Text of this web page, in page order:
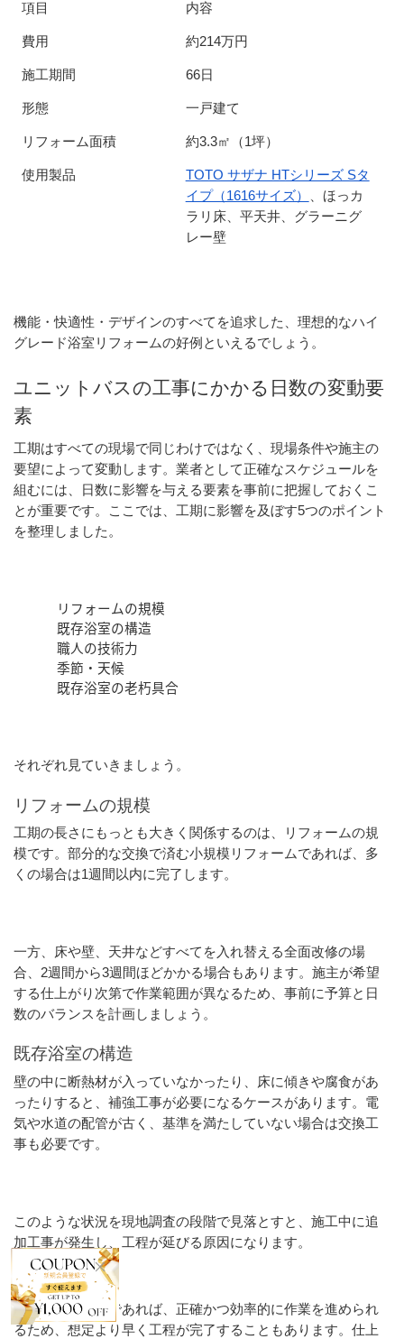
項目 内容
費用 約214万円
施工期間 66日
形態 一戸建て
リフォーム面積 約3.3㎡（1坪）
使用製品
TOTO サザナ HTシリーズ Sタ
イプ（1616サイズ）
、ほっカ
ラリ床、平天井、グラーニグ
レー壁
機能・快適性・デザインのすべてを追求した、理想的なハイ
グレード浴室リフォームの好例といえるでしょう。
ユニットバスの工事にかかる日数の変動要
素
工期はすべての現場で同じわけではなく、現場条件や施主の
要望によって変動します。業者として正確なスケジュールを
組むには、日数に影響を与える要素を事前に把握しておくこ
とが重要です。ここでは、工期に影響を及ぼす5つのポイント
を整理しました。
リフォームの規模
既存浴室の構造
職人の技術力
季節・天候
既存浴室の老朽具合
それぞれ見ていきましょう。
リフォームの規模
工期の長さにもっとも大きく関係するのは、リフォームの規
模です。部分的な交換で済む小規模リフォームであれば、多
くの場合は1週間以内に完了します。
一方、床や壁、天井などすべてを入れ替える全面改修の場
合、2週間から3週間ほどかかる場合もあります。施主が希望
する仕上がり次第で作業範囲が異なるため、事前に予算と日
数のバランスを計画しましょう。
既存浴室の構造
壁の中に断熱材が入っていなかったり、床に傾きや腐食があ
ったりすると、補強工事が必要になるケースがあります。電
気や水道の配管が古く、基準を満たしていない場合は交換工
事も必要です。
このような状況を現地調査の段階で見落とすと、施工中に追
加工事が発生し、工程が延びる原因になります。
職人の技術力
技術の高い職人であれば、正確かつ効率的に作業を進められ
るため、想定より早く工程が完了することもあります。仕上